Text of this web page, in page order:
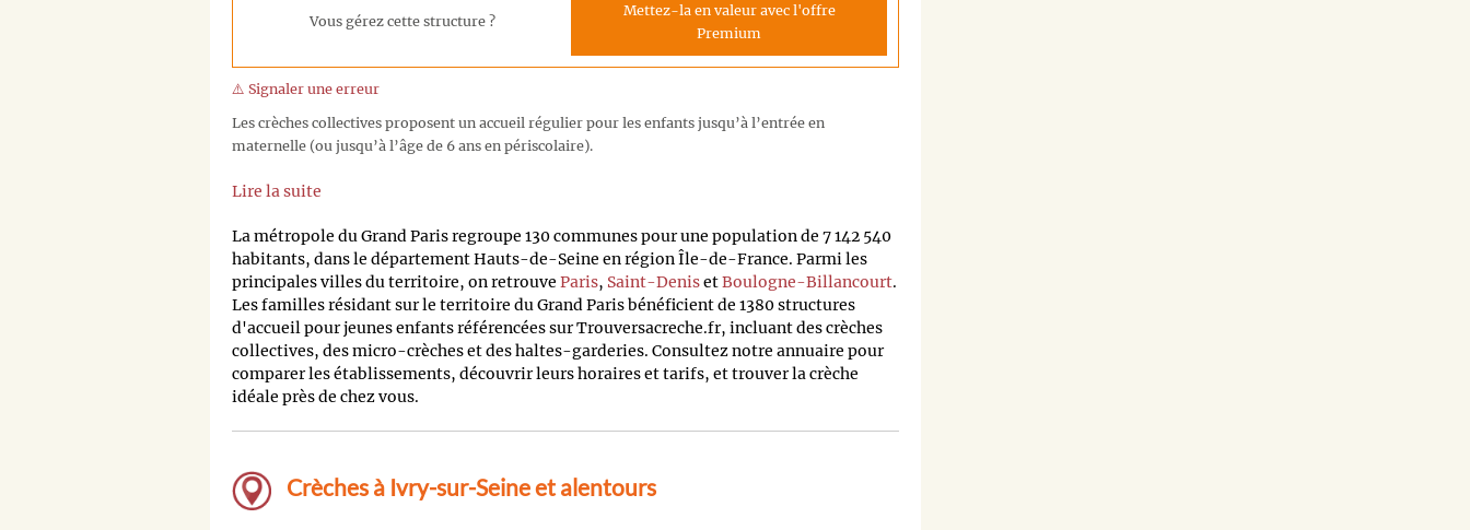
Vous gérez cette structure ?
Mettez-la en valeur avec l'offre
Premium
⚠️ Signaler une erreur
Les crèches collectives proposent un accueil régulier pour les enfants jusqu’à l’entrée en
maternelle (ou jusqu’à l’âge de 6 ans en périscolaire).
Lire la suite
La métropole du Grand Paris regroupe 130 communes pour une population de 7 142 540
habitants, dans le département Hauts-de-Seine en région Île-de-France. Parmi les
principales villes du territoire, on retrouve Paris, Saint-DenisetBoulogne-Billancourt.
Les familles résidant sur le territoire du Grand Paris bénéficient de 1380 structures
d'accueil pour jeunes enfants référencées sur Trouversacreche.fr, incluant des crèches
collectives, des micro-crèches et des haltes-garderies. Consultez notre annuaire pour
comparer les établissements, découvrir leurs horaires et tarifs, et trouver la crèche
idéale près de chez vous.
Crèches à Ivry-sur-Seine et alentours